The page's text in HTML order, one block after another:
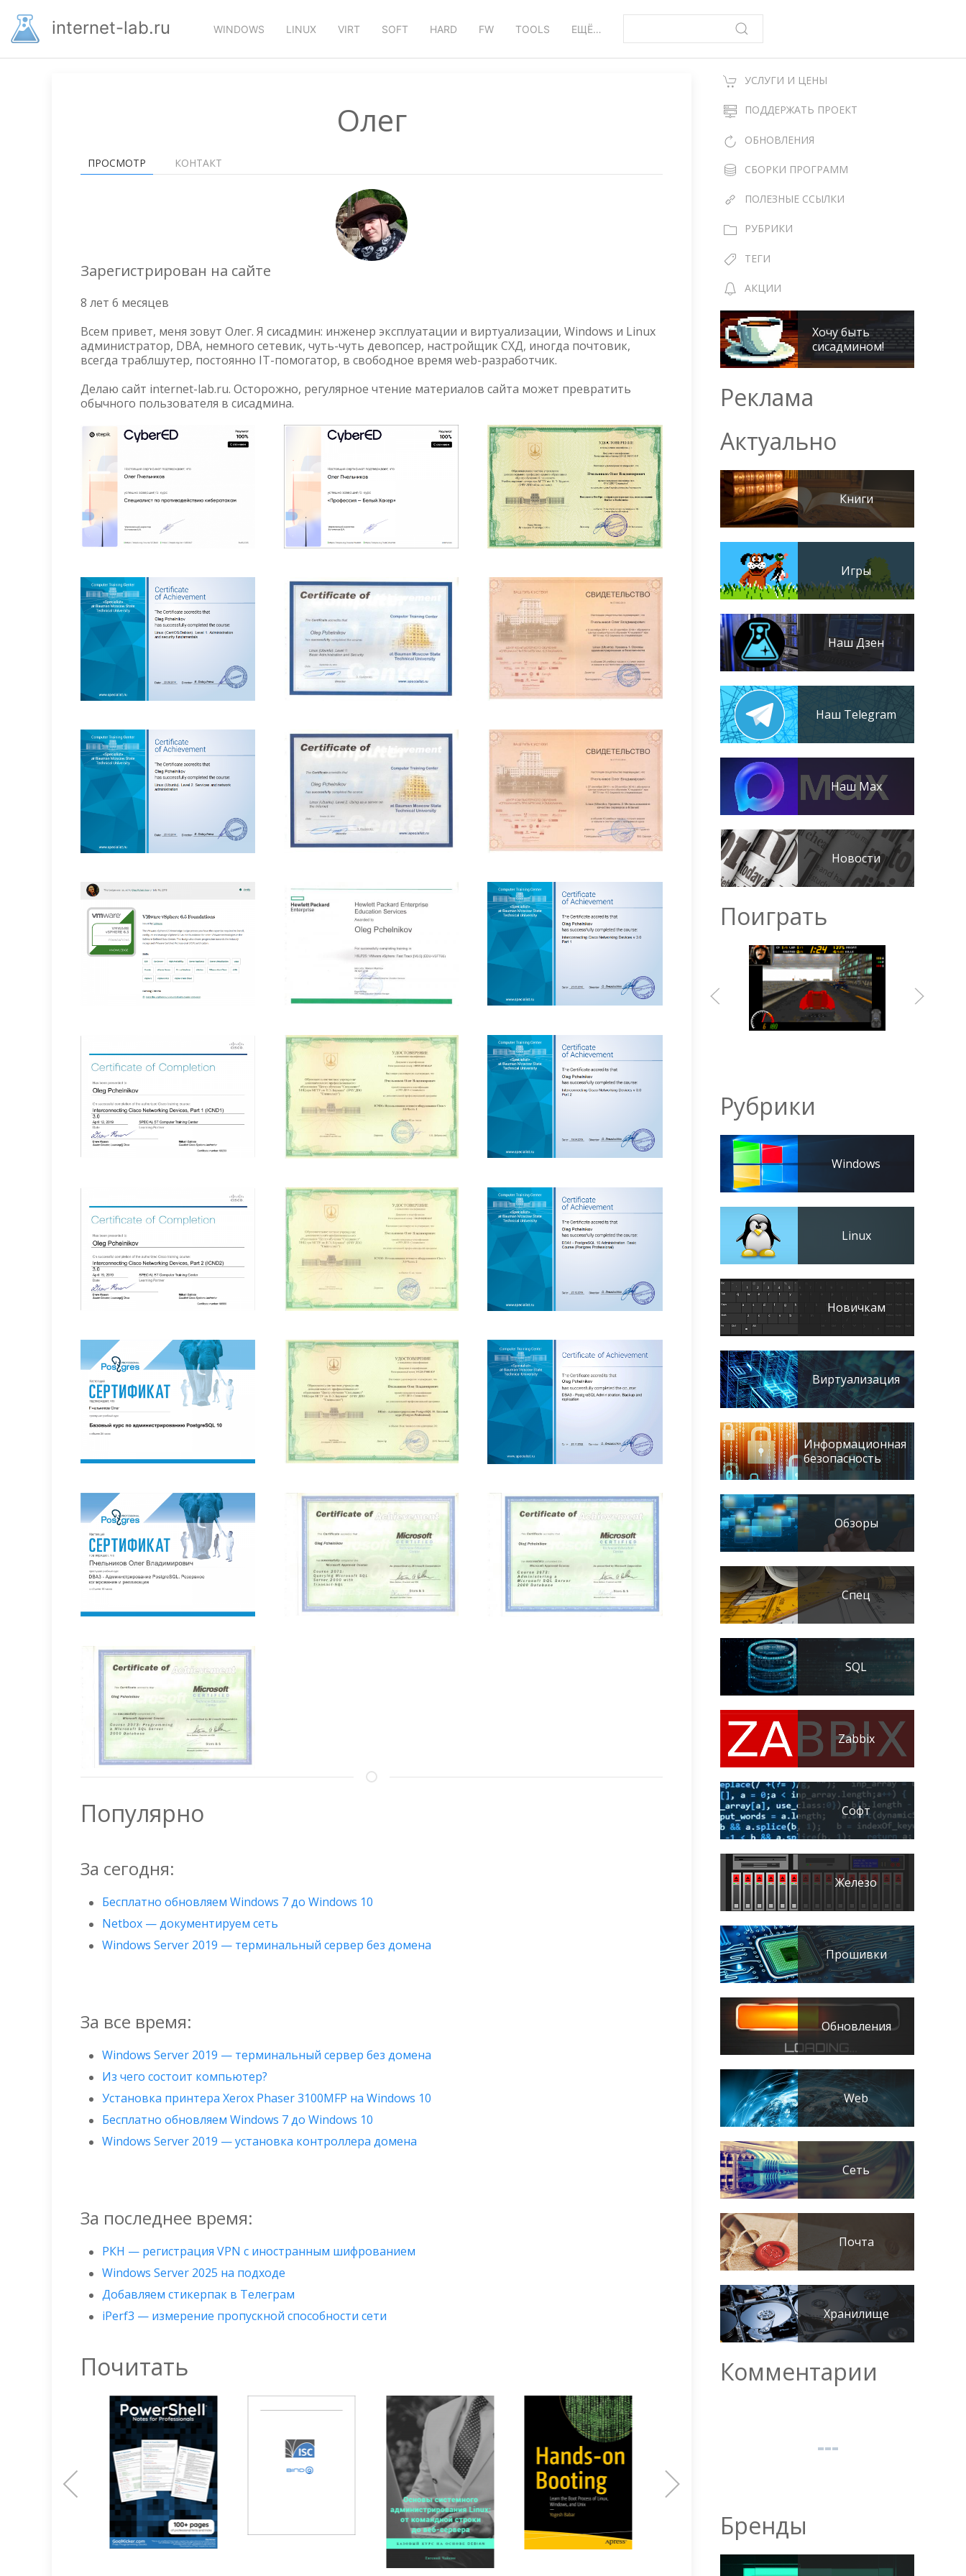
основномуinternet-lab.ru WINDOWS LINUX VIRT SOFT HARD FW TOOLS ЕЩЁ…
Олег
Primary
ПРОСМОТР (АКТИВНАЯ
ВКЛАДКА)
КОНТАКТ
Зарегистрирован на сайте
8 лет 6 месяцев
Всем привет, меня зовут Олег. Я сисадмин: инженер эксплуатации и виртуализации, Windows и Linux
администратор, DBA, немного сетевик, чуть-чуть девопсер, настройщик СХД, иногда почтовик,
всегда траблшутер, постоянно IT-помогатор, в свободное время web-разработчик.
Делаю сайт internet-lab.ru. Осторожно, регулярное чтение материалов сайта может превратить
обычного пользователя в сисадмина.
Популярно
За сегодня:
Бесплатно обновляем Windows 7 до Windows 10
Netbox — документируем сеть
Windows Server 2019 — терминальный сервер без домена
За все время:
Windows Server 2019 — терминальный сервер без домена
Из чего состоит компьютер?
Установка принтера Xerox Phaser 3100MFP на Windows 10
Бесплатно обновляем Windows 7 до Windows 10
Windows Server 2019 — установка контроллера домена
За последнее время:
РКН — регистрация VPN с иностранным шифрованием
Windows Server 2025 на подходе
Добавляем стикерпак в Телеграм
iPerf3 — измерение пропускной способности сети
Почитать
УСЛУГИ И ЦЕНЫ
ПОДДЕРЖАТЬ ПРОЕКТ
ОБНОВЛЕНИЯ
СБОРКИ ПРОГРАММ
ПОЛЕЗНЫЕ ССЫЛКИ
РУБРИКИ
ТЕГИ
АКЦИИ
Хочу быть
сисадмином!
Реклама
Актуально
Книги
Игры
Наш Дзен
Наш Telegram
Наш Max
Новости
Поиграть
Рубрики
Windows
Linux
Новичкам
Виртуализация
Информационная
безопасность
Обзоры
Спец
SQL
Zabbix
Софт
Железо
Прошивки
Обновления
Web
Сеть
Почта
Хранилище
Комментарии
Бренды